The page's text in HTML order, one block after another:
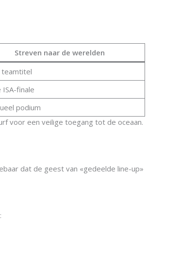
Streven naar de werelden
teamtitel
finale
podium
voor een veilige toegang tot de oceaan.
dat de geest van «gedeelde line-up»